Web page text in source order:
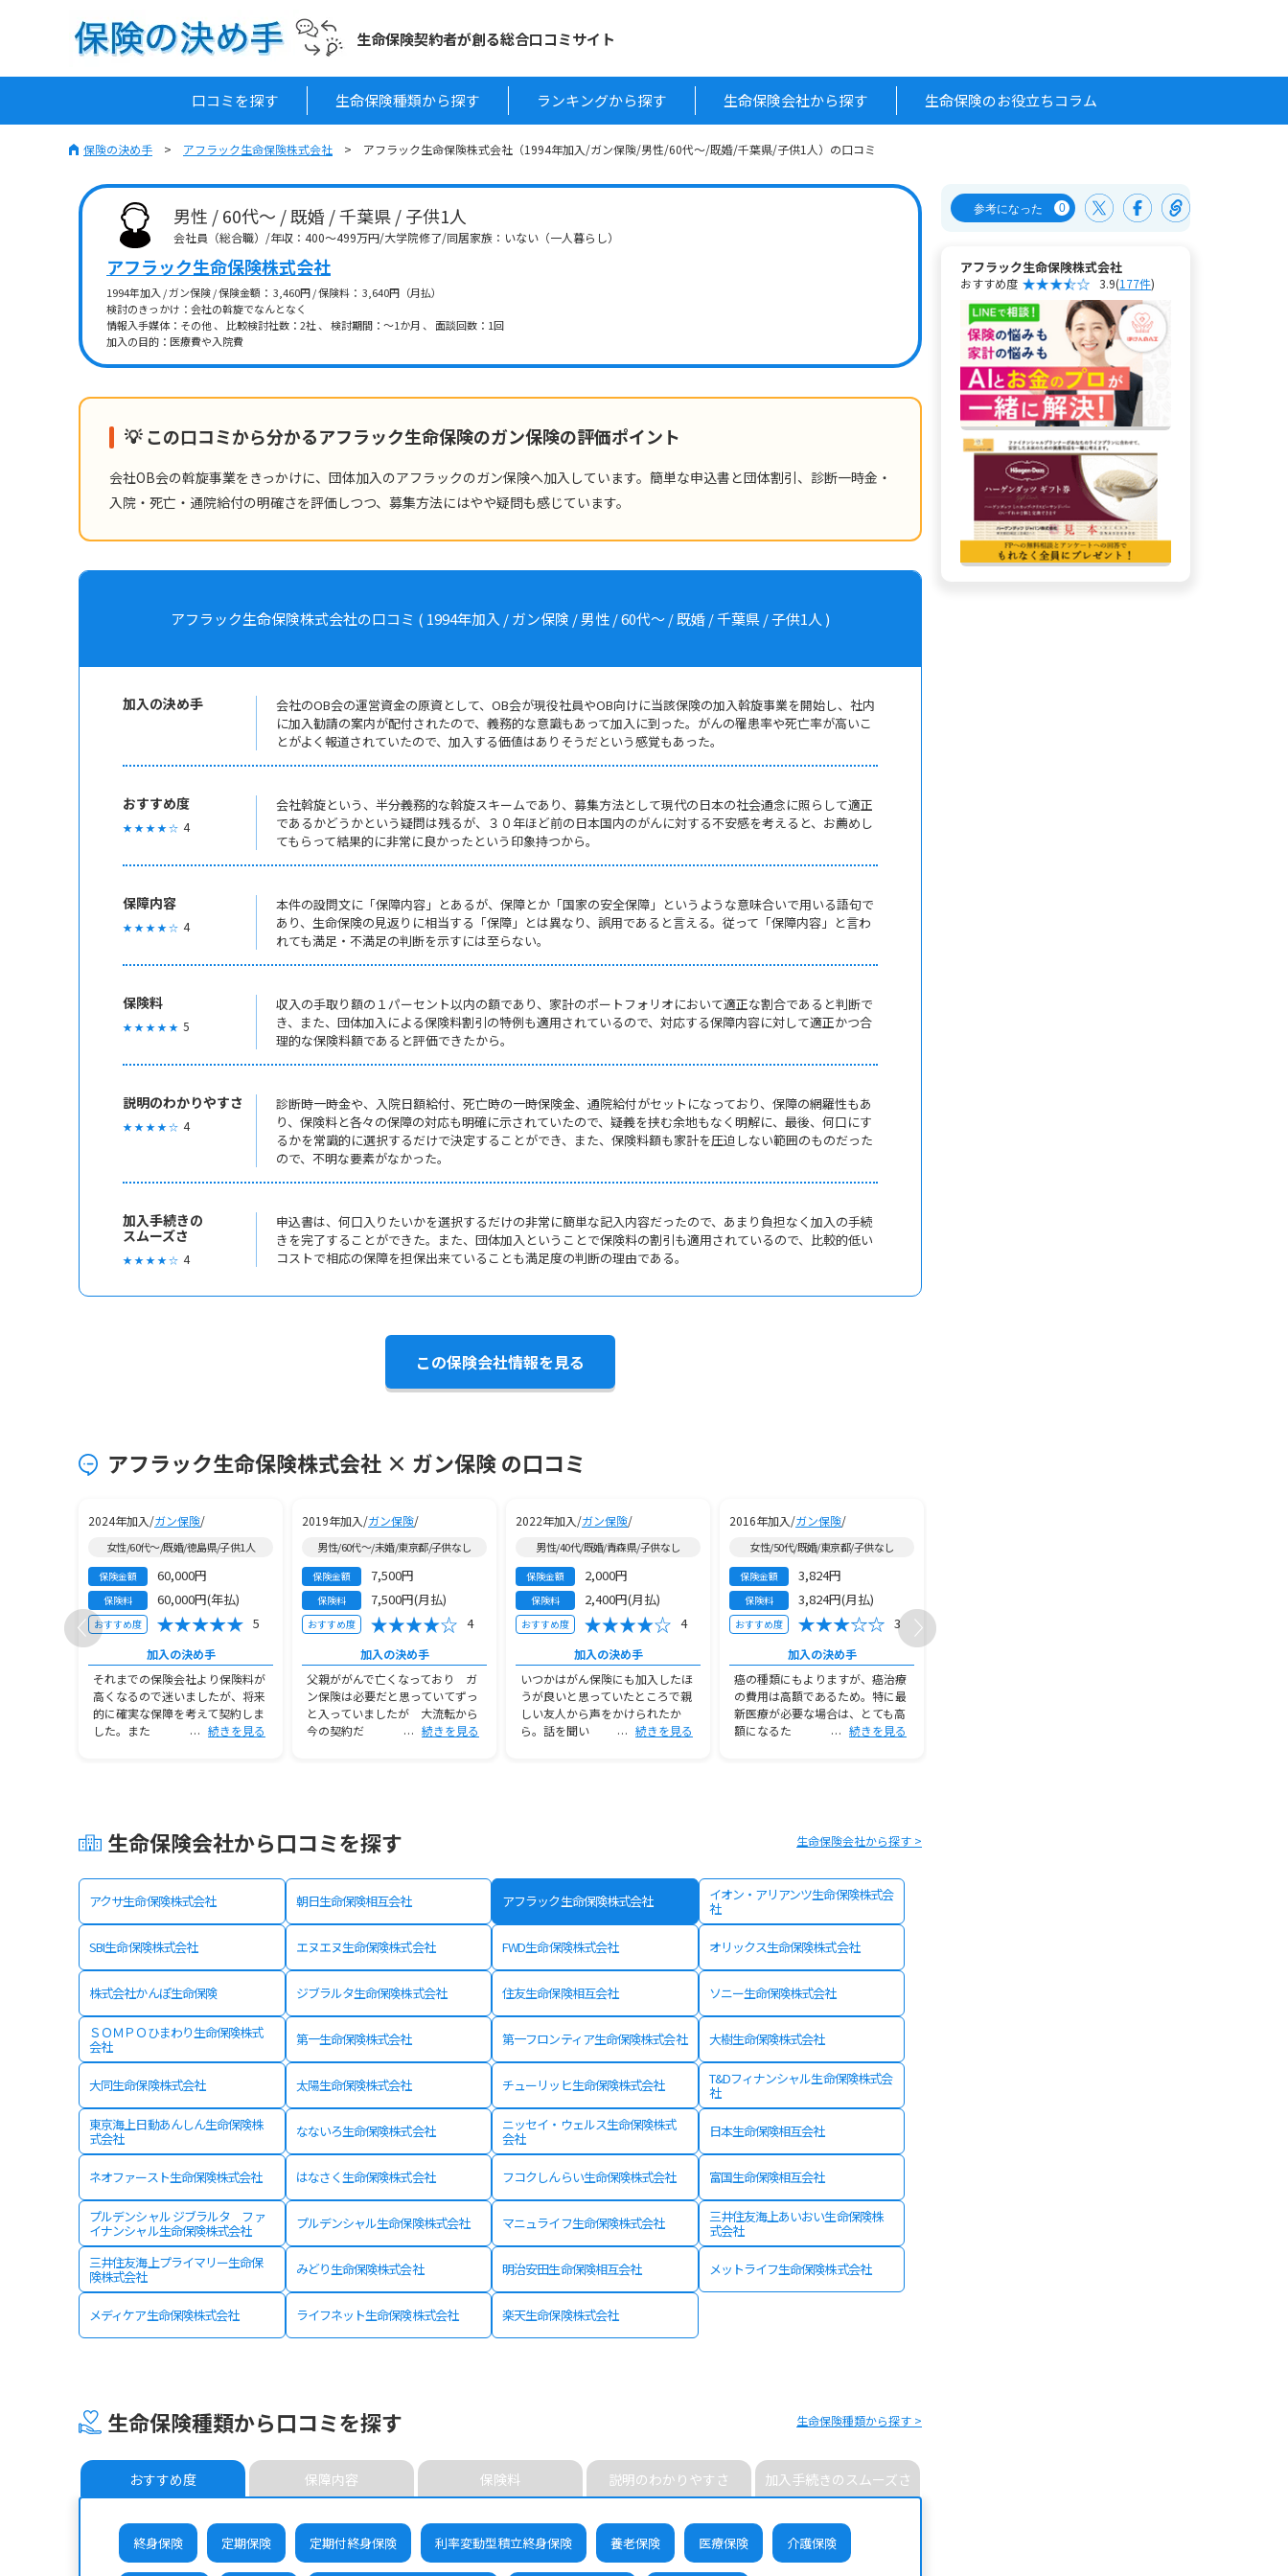
生命保険契約者が創る総合口コミサイト
口コミを探す 生命保険種類から探す ランキングから探す 生命保険会社から探す 生命保険のお役立ちコラム
保険の決め手 アフラック生命保険株式会社 アフラック生命保険株式会社（1994年加入/ガン保険/男性/60代～/既婚/千葉県/子供1人）の口コミ
男性 / 60代～ / 既婚 / 千葉県 / 子供1人
会社員（総合職）/年収：400～499万円/大学院修了/同居家族：いない（一人暮らし）
アフラック生命保険株式会社
1994年加入 / ガン保険 / 保険金額： 3,460円 / 保険料： 3,640円（月払）
検討のきっかけ：会社の斡旋でなんとなく
情報入手媒体：その他 、 比較検討社数：2社 、 検討期間：～1か月 、 面談回数：1回
加入の目的：医療費や入院費
💡 この口コミから分かるアフラック生命保険のガン保険の評価ポイント
会社OB会の斡旋事業をきっかけに、団体加入のアフラックのガン保険へ加入しています。簡単な申込書と団体割引、診断一時金・
入院・死亡・通院給付の明確さを評価しつつ、募集方法にはやや疑問も感じています。
アフラック生命保険株式会社の口コミ ( 1994年加入 / ガン保険 / 男性 / 60代～ / 既婚 / 千葉県 / 子供1人 )
加入の決め手
会社のOB会の運営資金の原資として、OB会が現役社員やOB向けに当該保険の加入斡旋事業を開始し、社内
に加入勧請の案内が配付されたので、義務的な意識もあって加入に到った。がんの罹患率や死亡率が高いこ
とがよく報道されていたので、加入する価値はありそうだという感覚もあった。
おすすめ度
★ ★ ★ ★ ☆ 4
会社斡旋という、半分義務的な斡旋スキームであり、募集方法として現代の日本の社会通念に照らして適正
であるかどうかという疑問は残るが、３０年ほど前の日本国内のがんに対する不安感を考えると、お薦めし
てもらって結果的に非常に良かったという印象持つから。
保障内容
★ ★ ★ ★ ☆ 4
本件の設問文に「保障内容」とあるが、保障とか「国家の安全保障」というような意味合いで用いる語句で
あり、生命保険の見返りに相当する「保障」とは異なり、誤用であると言える。従って「保障内容」と言わ
れても満足・不満足の判断を示すには至らない。
保険料
★ ★ ★ ★ ★ 5
収入の手取り額の１パーセント以内の額であり、家計のポートフォリオにおいて適正な割合であると判断で
き、また、団体加入による保険料割引の特例も適用されているので、対応する保障内容に対して適正かつ合
理的な保険料額であると評価できたから。
説明のわかりやすさ
★ ★ ★ ★ ☆ 4
診断時一時金や、入院日額給付、死亡時の一時保険金、通院給付がセットになっており、保障の網羅性もあ
り、保険料と各々の保障の対応も明確に示されていたので、疑義を挟む余地もなく明解に、最後、何口にす
るかを常識的に選択するだけで決定することができ、また、保険料額も家計を圧迫しない範囲のものだった
ので、不明な要素がなかった。
加入手続きの
スムーズさ
★ ★ ★ ★ ☆ 4
申込書は、何口入りたいかを選択するだけの非常に簡単な記入内容だったので、あまり負担なく加入の手続
きを完了することができた。また、団体加入ということで保険料の割引も適用されているので、比較的低い
コストで相応の保障を担保出来ていることも満足度の判断の理由である。
この保険会社情報を見る
アフラック生命保険株式会社 × ガン保険 の口コミ
2024年加入/ガン保険/
女性/60代～/既婚/徳島県/子供1人
保険金額 60,000円
保険料 60,000円(年払)
おすすめ度 5
加入の決め手
それまでの保険会社より保険料が
高くなるので迷いましたが、将来
的に確実な保障を考えて契約しま
した。また
続きを見る
2019年加入/ガン保険/
男性/60代～/未婚/東京都/子供なし
保険金額 7,500円
保険料 7,500円(月払)
おすすめ度 4
加入の決め手
父親ががんで亡くなっており ガ
ン保険は必要だと思っていてずっ
と入っていましたが 大流転から
今の契約だ
続きを見る
2022年加入/ガン保険/
男性/40代/既婚/青森県/子供なし
保険金額 2,000円
保険料 2,400円(月払)
おすすめ度 4
加入の決め手
いつかはがん保険にも加入したほ
うが良いと思っていたところで親
しい友人から声をかけられたか
ら。話を聞い
続きを見る
2016年加入/ガン保険/
女性/50代/既婚/東京都/子供なし
保険金額 3,824円
保険料 3,824円(月払)
おすすめ度 3
加入の決め手
癌の種類にもよりますが、癌治療
の費用は高額であるため。特に最
新医療が必要な場合は、とても高
額になるた
続きを見る
生命保険会社から口コミを探す
アクサ生命保険株式会社 朝日生命保険相互会社 アフラック生命保険株式会社 イオン・アリアンツ生命保険株式会
社
SBI生命保険株式会社 エヌエヌ生命保険株式会社 FWD生命保険株式会社 オリックス生命保険株式会社
株式会社かんぽ生命保険 ジブラルタ生命保険株式会社 住友生命保険相互会社 ソニー生命保険株式会社
ＳＯＭＰＯひまわり生命保険株式
会社 第一生命保険株式会社 第一フロンティア生命保険株式会社 大樹生命保険株式会社
大同生命保険株式会社 太陽生命保険株式会社 チューリッヒ生命保険株式会社 T&Dフィナンシャル生命保険株式会
社
東京海上日動あんしん生命保険株
式会社 なないろ生命保険株式会社 ニッセイ・ウェルス生命保険株式
会社 日本生命保険相互会社
ネオファースト生命保険株式会社 はなさく生命保険株式会社 フコクしんらい生命保険株式会社 富国生命保険相互会社
プルデンシャル ジブラルタ ファ
イナンシャル生命保険株式会社 プルデンシャル生命保険株式会社 マニュライフ生命保険株式会社 三井住友海上あいおい生命保険株
式会社
三井住友海上プライマリー生命保
険株式会社 みどり生命保険株式会社 明治安田生命保険相互会社 メットライフ生命保険株式会社
メディケア生命保険株式会社 ライフネット生命保険株式会社 楽天生命保険株式会社
生命保険会社から探す >
生命保険種類から口コミを探す
おすすめ度 保障内容 保険料 説明のわかりやすさ 加入手続きのスムーズさ
終身保険 定期保険 定期付終身保険 利率変動型積立終身保険 養老保険 医療保険 介護保険
生命保険種類から探す >
参考になった 0
アフラック生命保険株式会社
おすすめ度 3.9(177件)